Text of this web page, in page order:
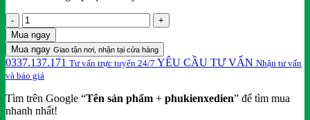
Bộ
ốp
xi
nhan
xe
điện
M133
dài
số
Mua ngay
Mua ngay Giao tận nơi, nhận tại cửa hàng
0337.137.171 Tư vấn trực tuyến 24/7 YÊU CẦU TƯ VẤN Nhận tư vấn
và báo giá
Tìm trên Google “Tên sản phẩm + phukienxedien” để tìm mua
nhanh nhất!